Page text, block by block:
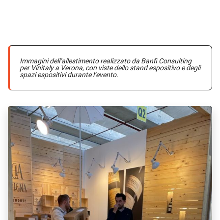
Immagini dell’allestimento realizzato da Banfi Consulting
per Vinitaly a Verona, con viste dello stand espositivo e degli
spazi espositivi durante l’evento.